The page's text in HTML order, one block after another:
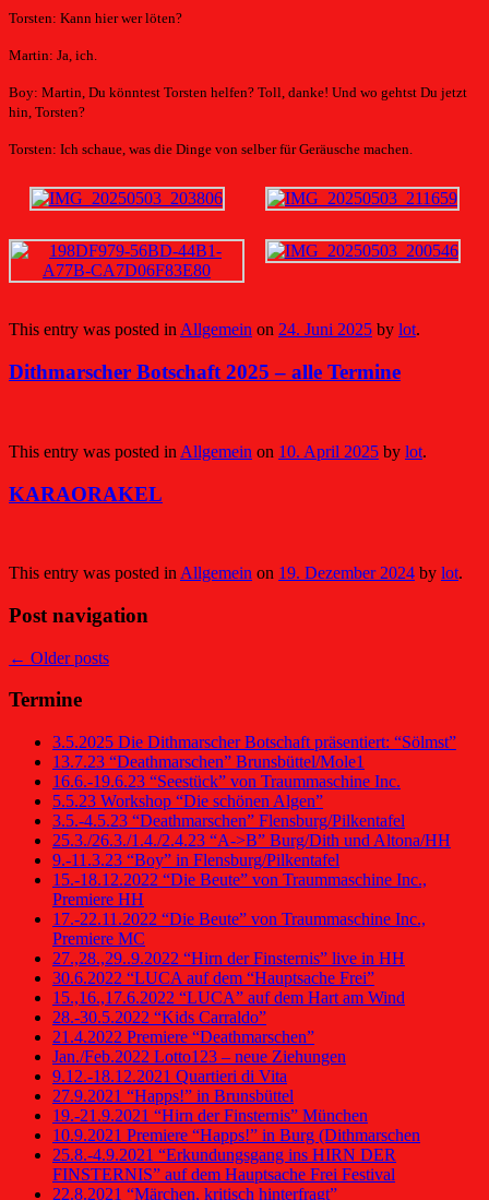
Torsten: Kann hier wer löten?
Martin: Ja, ich.
Boy: Martin, Du könntest Torsten helfen? Toll, danke! Und wo gehtst Du jetzt
hin, Torsten?
Torsten: Ich schaue, was die Dinge von selber für Geräusche machen.
This entry was posted in Allgemein on 24. Juni 2025 by lot.
Dithmarscher Botschaft 2025 – alle Termine
This entry was posted in Allgemein on 10. April 2025 by lot.
KARAORAKEL
This entry was posted in Allgemein on 19. Dezember 2024 by lot.
Post navigation
← Older posts
Termine
3.5.2025 Die Dithmarscher Botschaft präsentiert: “Sölmst”
13.7.23 “Deathmarschen” Brunsbüttel/Mole1
16.6.-19.6.23 “Seestück” von Traummaschine Inc.
5.5.23 Workshop “Die schönen Algen”
3.5.-4.5.23 “Deathmarschen” Flensburg/Pilkentafel
25.3./26.3./1.4./2.4.23 “A->B” Burg/Dith und Altona/HH
9.-11.3.23 “Boy” in Flensburg/Pilkentafel
15.-18.12.2022 “Die Beute” von Traummaschine Inc.,
Premiere HH
17.-22.11.2022 “Die Beute” von Traummaschine Inc.,
Premiere MC
27.,28.,29..9.2022 “Hirn der Finsternis” live in HH
30.6.2022 “LUCA auf dem “Hauptsache Frei”
15.,16.,17.6.2022 “LUCA” auf dem Hart am Wind
28.-30.5.2022 “Kids Carraldo”
21.4.2022 Premiere “Deathmarschen”
Jan./Feb.2022 Lotto123 – neue Ziehungen
9.12.-18.12.2021 Quartieri di Vita
27.9.2021 “Happs!” in Brunsbüttel
19.-21.9.2021 “Hirn der Finsternis” München
10.9.2021 Premiere “Happs!” in Burg (Dithmarschen
25.8.-4.9.2021 “Erkundungsgang ins HIRN DER
FINSTERNIS” auf dem Hauptsache Frei Festival
22.8.2021 “Märchen, kritisch hinterfragt”